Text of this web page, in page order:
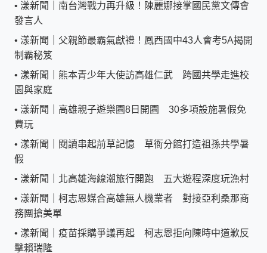
• 漾新聞｜南台灣戰力再升級！陳麗娜接掌國民黨文傳會
發言人
• 漾新聞｜父親節最霸氣獻禮！鳳西國中43人會考5A揭開
制霸秘笈
• 漾新聞｜熊本青少年大使訪高雄仁武 跨國共學走進校
園與家庭
• 漾新聞｜高雄親子遊樂園8日開園 30多項設施暑假免
費玩
• 漾新聞｜閱讀串起前草記憶 草衙分館打造祖孫共學暑
假
• 漾新聞｜北高雄海線潮旅行開跑 五大遊程深度玩漁村
• 漾新聞｜柯志恩媒合高雄無人機業者 對接亞利桑那商
務團搶美單
• 漾新聞｜疫苗採購爭議再起 柯志恩拒向陳時中道歉反
擊賴瑞隆